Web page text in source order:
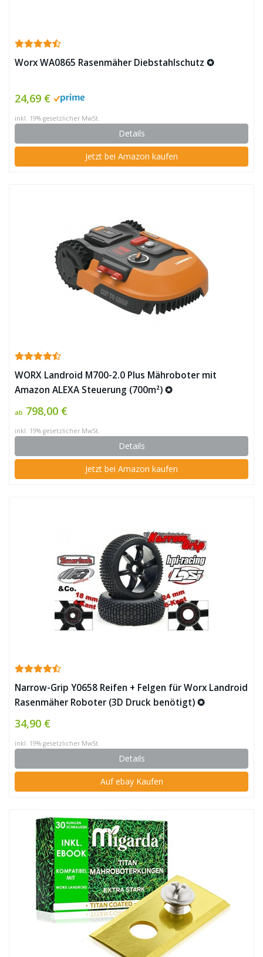
Worx WA0865 Rasenmäher Diebstahlschutz ✪
24,69 €
inkl. 19% gesetzlicher MwSt.
Details
Jetzt bei Amazon kaufen
WORX Landroid M700-2.0 Plus Mähroboter mit
Amazon ALEXA Steuerung (700m²) ✪
ab 798,00 €
inkl. 19% gesetzlicher MwSt.
Details
Jetzt bei Amazon kaufen
Narrow-Grip Y0658 Reifen + Felgen für Worx Landroid
Rasenmäher Roboter (3D Druck benötigt) ✪
34,90 €
inkl. 19% gesetzlicher MwSt.
Details
Auf ebay Kaufen